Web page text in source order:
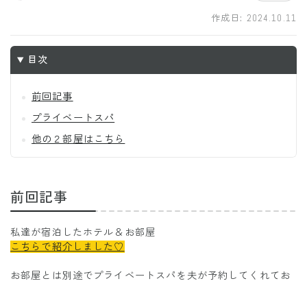
作成日: 2024.10.11
目次
前回記事
プライベートスパ
他の２部屋はこちら
前回記事
私達が宿泊したホテル＆お部屋
こちらで紹介しました♡
お部屋とは別途でプライベートスパを夫が予約してくれてお